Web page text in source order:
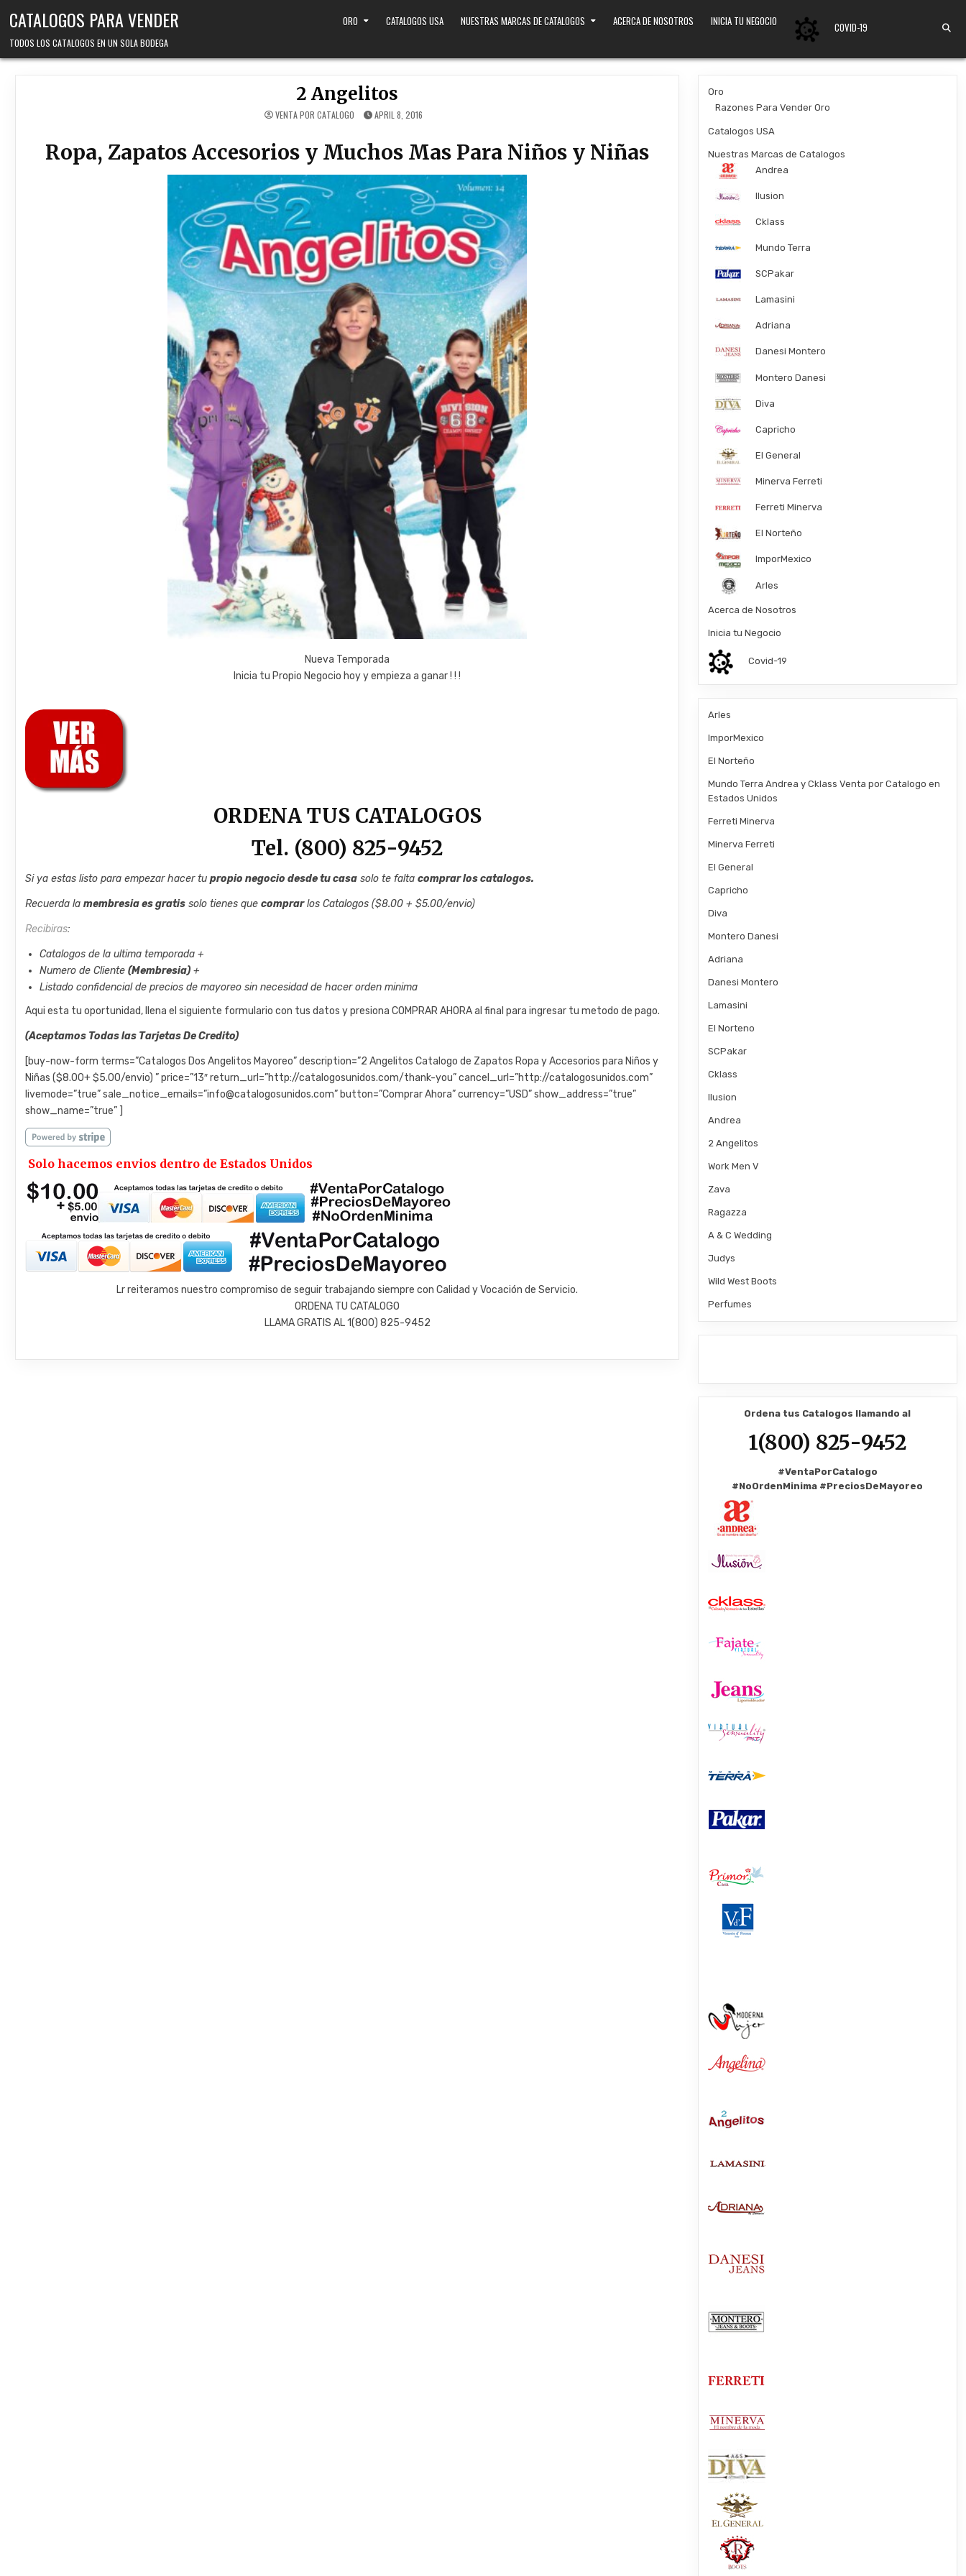
CATALOGOS PARA VENDER
TODOS LOS CATALOGOS EN UN SOLA BODEGA
ORO CATALOGOS USA NUESTRAS MARCAS DE CATALOGOS ACERCA DE NOSOTROS INICIA TU NEGOCIO COVID-19
2 Angelitos
VENTA POR CATALOGO APRIL 8, 2016
Ropa, Zapatos Accesorios y Muchos Mas Para Niños y Niñas
Nueva Temporada
Inicia tu Propio Negocio hoy y empieza a ganar ! ! !
ORDENA TUS CATALOGOS
Tel. (800) 825-9452
Si ya estas listo para empezar hacer tupropio negocio desde tu casa solo te faltacomprar los catalogos.
Recuerda lamembresia es gratis solo tienes quecomprarlos Catalogos ($8.00 + $5.00/envio)
Recibiras:
Catalogos de la ultima temporada +
Numero de Cliente(Membresia) +
Listado confidencial de precios de mayoreo sin necesidad de hacer orden minima
Aqui esta tu oportunidad, llena el siguiente formulario con tus datos y presiona COMPRAR AHORA al final para ingresar tu metodo de pago.
(Aceptamos Todas las Tarjetas De Credito)
[buy-now-form terms=”Catalogos Dos Angelitos Mayoreo” description=”2 Angelitos Catalogo de Zapatos Ropa y Accesorios para Niños y
Niñas ($8.00+ $5.00/envio) ” price=”13″ return_url=”http://catalogosunidos.com/thank-you” cancel_url=”http://catalogosunidos.com”
livemode=”true” sale_notice_emails=”info@catalogosunidos.com” button=”Comprar Ahora” currency=”USD” show_address=”true”
show_name=”true” ]
Solo hacemos envios dentro de Estados Unidos
Lr reiteramos nuestro compromiso de seguir trabajando siempre con Calidad y Vocación de Servicio.
ORDENA TU CATALOGO
LLAMA GRATIS AL 1(800) 825-9452
Oro
Razones Para Vender Oro
Catalogos USA
Nuestras Marcas de Catalogos
Andrea
Ilusion
Cklass
Mundo Terra
SCPakar
Lamasini
Adriana
Danesi Montero
Montero Danesi
Diva
Capricho
El General
Minerva Ferreti
Ferreti Minerva
El Norteño
ImporMexico
Arles
Acerca de Nosotros
Inicia tu Negocio
Covid-19
Arles
ImporMexico
El Norteño
Mundo Terra Andrea y Cklass Venta por Catalogo en
Estados Unidos
Ferreti Minerva
Minerva Ferreti
El General
Capricho
Diva
Montero Danesi
Adriana
Danesi Montero
Lamasini
El Norteno
SCPakar
Cklass
Ilusion
Andrea
2 Angelitos
Work Men V
Zava
Ragazza
A & C Wedding
Judys
Wild West Boots
Perfumes
Ordena tus Catalogos llamando al
1(800) 825-9452
#VentaPorCatalogo
#NoOrdenMinima #PreciosDeMayoreo